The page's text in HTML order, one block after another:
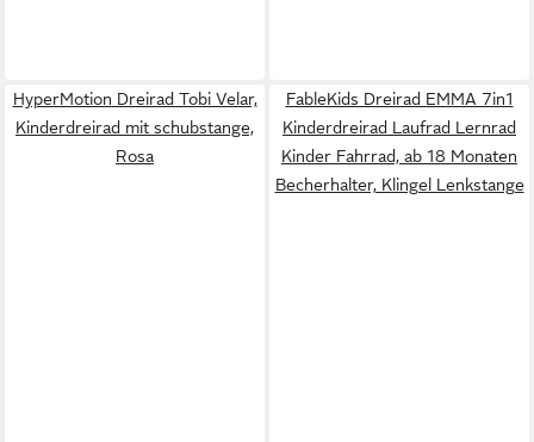
HyperMotion Dreirad Tobi Velar,
Kinderdreirad mit schubstange,
Rosa
FableKids Dreirad EMMA 7in1
Kinderdreirad Laufrad Lernrad
Kinder Fahrrad, ab 18 Monaten
Becherhalter, Klingel Lenkstange